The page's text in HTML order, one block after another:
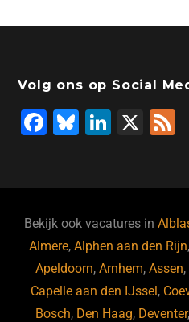
Volg ons op Social
F
b
o
o
k
Bl
ky
Li
dI
n
X
Bekijk ook vacatures in
Almere,Alphen aan den Rijn
Apeldoorn,Arnhem,Assen,
Capelle aan den IJssel,
Bosch, Den Haag, Deventer,